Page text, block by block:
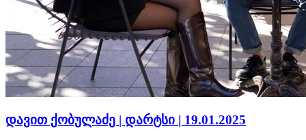
დავით ქობულაძე | დარტსი | 19.01.2025